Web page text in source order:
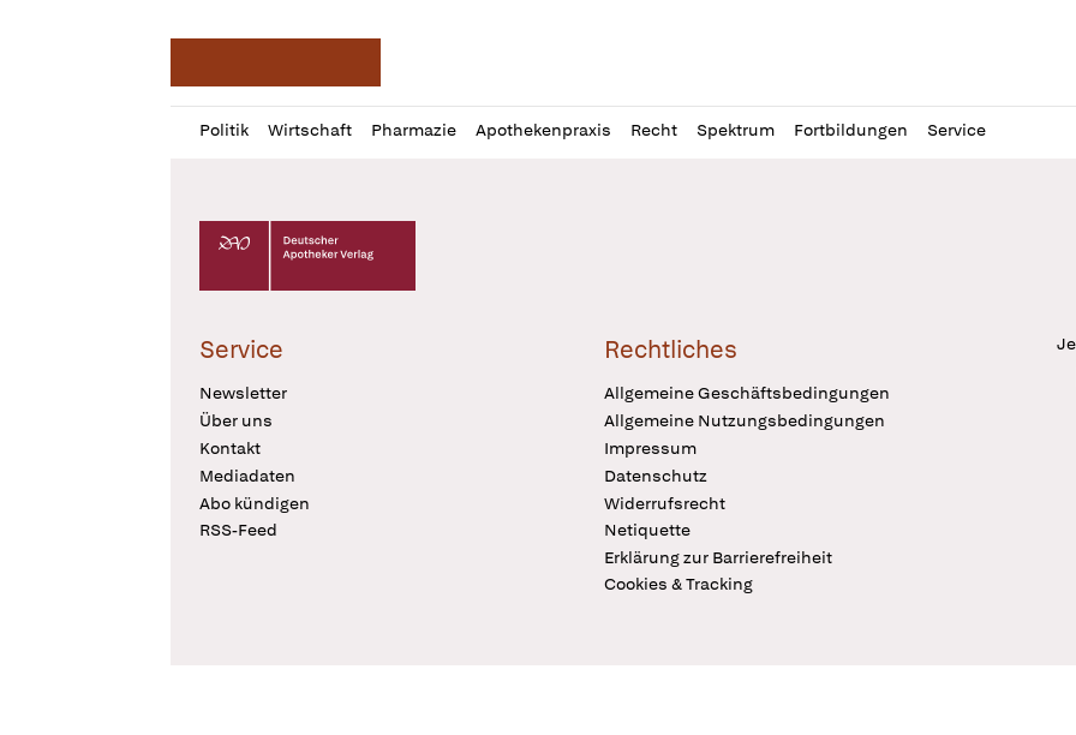
Politik Wirtschaft Pharmazie Apothekenpraxis Recht Spektrum Fortbildungen Service
Profil
öffnen
Daz
Pur
Deutscher Apotheker Verlag Logo
Service
Newsletter
Über uns
Kontakt
Mediadaten
Abo kündigen
RSS-Feed
Rechtliches
Allgemeine Geschäftsbedingungen
Allgemeine Nutzungsbedingungen
Impressum
Datenschutz
Widerrufsrecht
Netiquette
Erklärung zur Barrierefreiheit
Cookies & Tracking